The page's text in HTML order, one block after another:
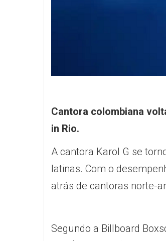
Cantora colombiana
in Rio.
A cantora Karol G se
latinas. Com o
atrás de cantoras norte-
Segundo a Billboard